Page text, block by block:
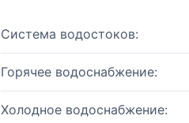
Система водостоков:
Горячее водоснабжение:
Холодное водоснабжение: